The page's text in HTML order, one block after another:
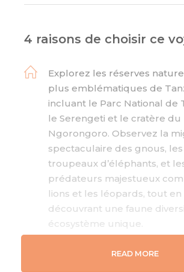
4 raisons de choisir ce
Explorez les réserves
plus emblématiques de
incluant le Parc National de
le Serengeti et le cratère du
Ngorongoro. Observez la
spectaculaire des gnous,
troupeaux d’éléphants, et
prédateurs majestueux
lions et les léopards, tout en
découvrant une faune
écosystème unique.
Rencontrez les tribus Maasai
READ MORE